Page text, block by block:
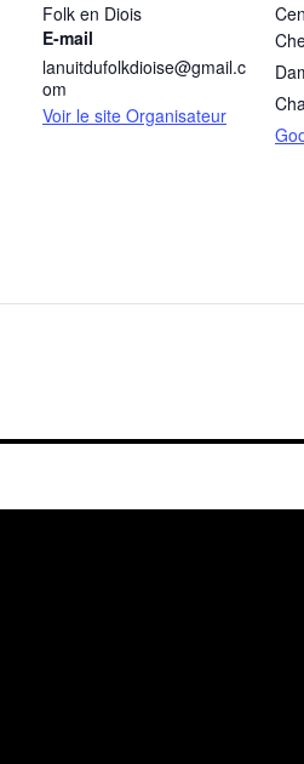
Folk en Diois
E-mail
lanuitdufolkdioise@gmail.c
om
Voir le site Organisateur